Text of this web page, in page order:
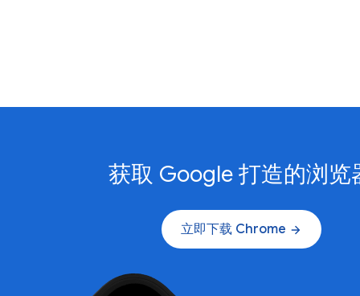
获取 Google 打造的浏览
立即下载 Chrome